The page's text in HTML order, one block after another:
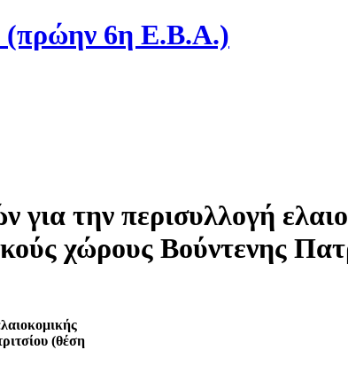
6η Ε.Β.Α.)
την περισυλλογή
χώρους Βούντενης
(θέση